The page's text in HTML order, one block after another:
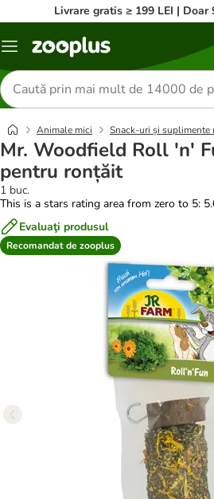
Livrare gratis ≥ 199 LEI | Doar
Categorii
Căutare
produse
Animale mici Snack-uri și suplimente
Mr. Woodfield Roll 'n'
pentru ronțăit
1 buc.
This is a stars rating area from zero to 5:
Evaluaţi produsul
Recomandat de zooplus